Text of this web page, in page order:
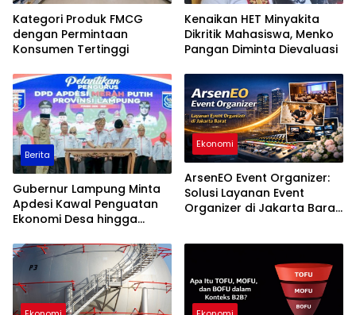
Kategori Produk FMCG
dengan Permintaan
Konsumen Tertinggi
Kenaikan HET Minyakita
Dikritik Mahasiswa, Menko
Pangan Diminta Dievaluasi
Berita
Gubernur Lampung Minta
Apdesi Kawal Penguatan
Ekonomi Desa hingga
Ekonomi
ArsenEO Event Organizer:
Solusi Layanan Event
Organizer di Jakarta Barat